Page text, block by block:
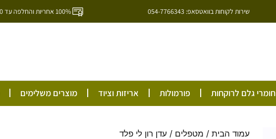
שירות לקוחות בוואטסאפ: 054-7766343 100% אחריות והחלפה עד 30 יום
חומרי גלם לרוקחות פורמולות אריזות וציוד מוצרים משלימים
עמוד הבית/ מטפלים / עדן רון לי פלד